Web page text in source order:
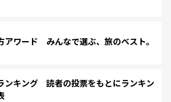
アワード みんなで選ぶ、旅のベスト。
ンキング 読者の投票をもとにランキン